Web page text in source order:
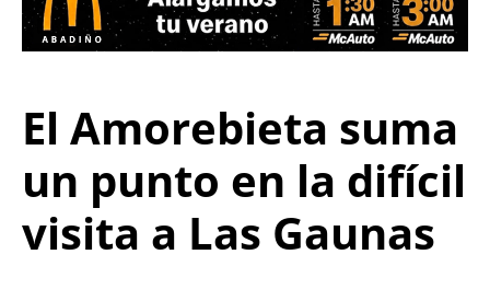
El Amorebieta suma
un punto en la difícil
visita a Las Gaunas